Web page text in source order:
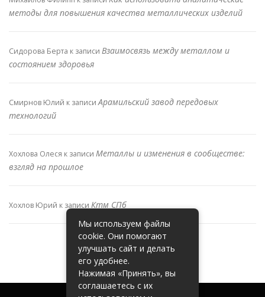
методы для повышения качества металлических изделий
Сидорова Берта к записи Взаимосвязь между металлом и
состоянием здоровья
Смирнов Юлий к записиАрамильский завод передовых
технологий
Хохлова Олеся к записи Металлы и изменения в сообществе:
взгляд на прошлое
Хохлов Юрий к записи Ктм СПб
Мы используем файлы
cookie. Они помогают
улучшать сайт и делать
его удобнее.
Нажимая «Принять», вы
соглашаетесь с их